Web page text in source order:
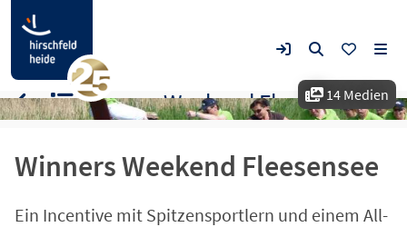
14 Medien
Winners Weekend Fleesensee
Ein Incentive mit Spitzensportlern und einem All-
Winners Weekend Fleesensee